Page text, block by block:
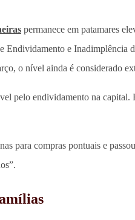
permanece em patamares
Endividamento e
o nível ainda é considerado
pelo endividamento na capital.
para compras pontuais e